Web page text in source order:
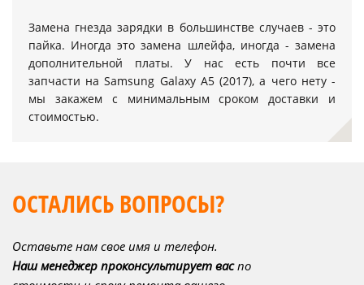
Замена гнезда зарядки в большинстве случаев - это
пайка. Иногда это замена шлейфа, иногда - замена
дополнительной платы. У нас есть почти все
запчасти на Samsung Galaxy A5 (2017), а чего нету -
мы закажем с минимальным сроком доставки и
стоимостью.
ОСТАЛИСЬ ВОПРОСЫ?
Оставьте нам свое имя и телефон.
Наш менеджер проконсультирует васпо